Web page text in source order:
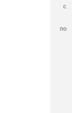
с
по